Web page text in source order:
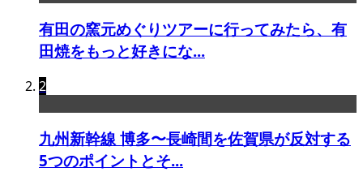
有田の窯元めぐりツアーに行ってみたら、有
田焼をもっと好きにな...
2
九州新幹線 博多〜長崎間を佐賀県が反対する
5つのポイントとそ...